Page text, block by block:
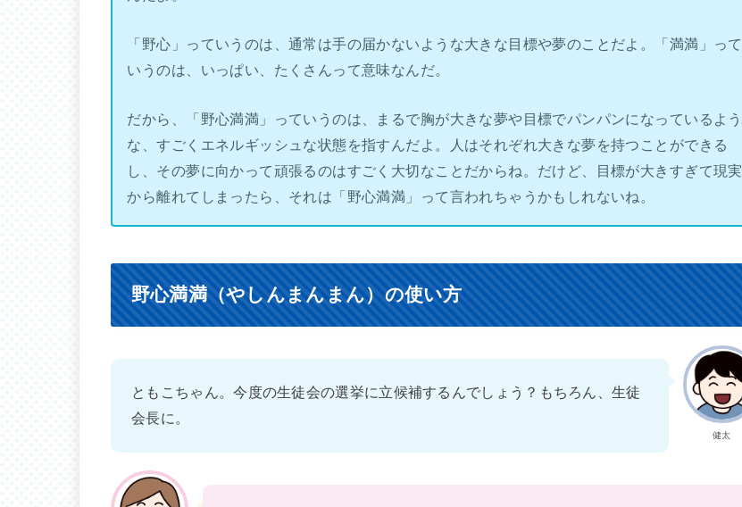
「野心」っていうのは、通常は手の届かないような大きな目標や夢のことだよ。「満満」って
いうのは、いっぱい、たくさんって意味なんだ。
だから、「野心満満」っていうのは、まるで胸が大きな夢や目標でパンパンになっているよう
な、すごくエネルギッシュな状態を指すんだよ。人はそれぞれ大きな夢を持つことができる
し、その夢に向かって頑張るのはすごく大切なことだからね。だけど、目標が大きすぎて現実
から離れてしまったら、それは「野心満満」って言われちゃうかもしれないね。
野心満満（やしんまんまん）の使い方
健太
ともこちゃん。今度の生徒会の選挙に立候補するんでしょう？もちろん、生徒
会長に。